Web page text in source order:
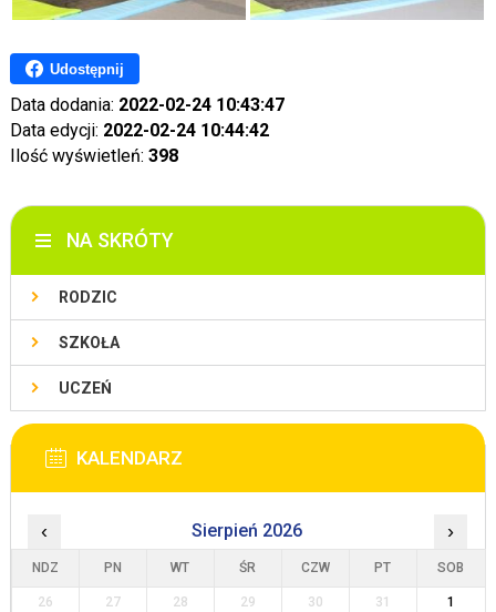
Udostępnij
Data dodania: 2022-02-24 10:43:47
Data edycji: 2022-02-24 10:44:42
Ilość wyświetleń: 398
NA SKRÓTY
RODZIC
SZKOŁA
UCZEŃ
KALENDARZ
‹ Sierpień 2026 ›
NDZ PN WT ŚR CZW PT SOB
26 27 28 29 30 31
1